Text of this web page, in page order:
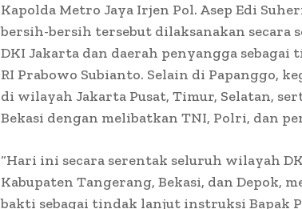
Kapolda Metro Jaya Irjen Pol. Asep Edi
bersih-bersih tersebut dilaksanakan secara
DKI Jakarta dan daerah penyangga
RI Prabowo Subianto. Selain di Papanggo,
di wilayah Jakarta Pusat, Timur, Selatan,
Bekasi dengan melibatkan TNI, Polri, dan
“Hari ini secara serentak seluruh wilayah
Kabupaten Tangerang, Bekasi, dan Depok,
bakti sebagai tindak lanjut instruksi Bapak